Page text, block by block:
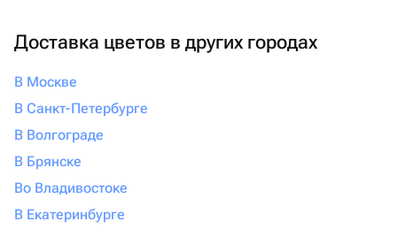
Доставка цветов в других городах
В Москве
В Санкт-Петербурге
В Волгограде
В Брянске
Во Владивостоке
В Екатеринбурге